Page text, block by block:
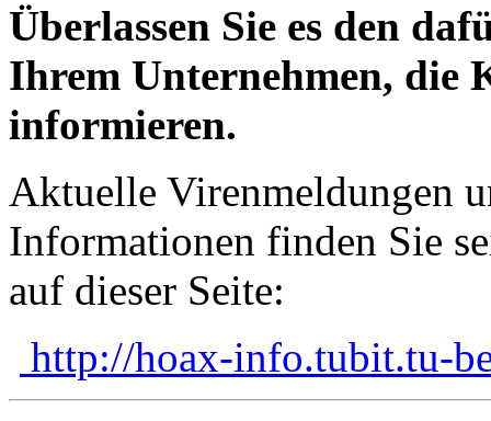
Überlassen Sie es den
Ihrem Unternehmen, die
informieren.
Aktuelle Virenmeldungen
Informationen finden Sie
auf dieser Seite:
http://hoax-info.tubit.tu-